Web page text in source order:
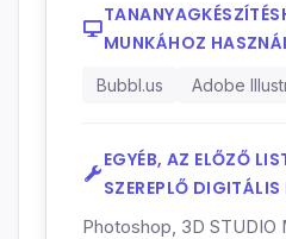
MUNKÁHOZ
Bubbl.us Adobe
EGYÉB, AZ ELŐZŐ
SZEREPLŐ DIGITÁLIS
Photoshop, 3D STUDIO